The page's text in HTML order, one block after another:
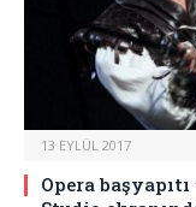
13 EYLÜL 2017
Opera